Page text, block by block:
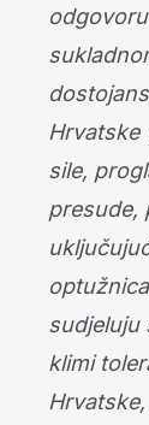
Hrvatske
sile,
presude,
sudjeluju
klimi